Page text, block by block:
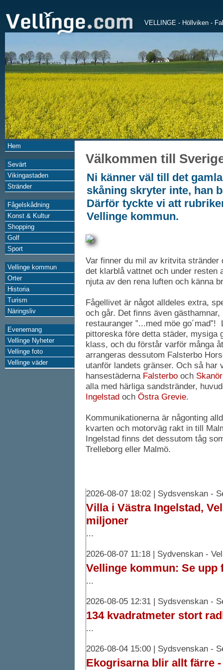
VELLINGE - Höllviken -
Hem
Sevärt
Vikingastaden
Stränder
Fågelskådning
Konst & Kultur
Shopping
Golf
Sport
Vellinge kommun
Orter
Historia
Turism
Näringsliv
Evenemang
Vellinge Nyheter
Vellinge foto
Vellinge väder
Välkommen till
Ni känner väl till det
skåning skryter inte, han
Därför tyckte vi att
Vellinge kommun.
Var finner du mil av kritvita stränder
det klarblå vattnet och under resten
njuta av den rena luften och känna
Fågellivet är något alldeles extra,
och går. Det finns även
restauranger ”...med möe
pittoreska före detta städer, mysiga
klass, och du förstår varför många
arrangeras dessutom Falsterbo
utanför landets gränser. Och så har
hansestäderna Falsterbo och Skanör
alla med härliga sandstränder,
Ingelstad och Östra Grevie.
Kommunikationerna är någonting
kvarten och motorväg rakt in till
Ingelstad finns det dessutom tåg
Trelleborg eller Malmö.
2026-08-07 18:02 | Sydsvenskan -
Villa i Västra Ingelstad,
miljoner
...
2026-08-07 11:18 | Sydvenskan -
Vellinge kommun: Se upp
...
2026-08-05 12:31 | Sydsvenskan -
134 kvadratmeter stort
...
2026-08-04 15:00 | Sydsvenskan -
Ekogrisarna blir allt färre